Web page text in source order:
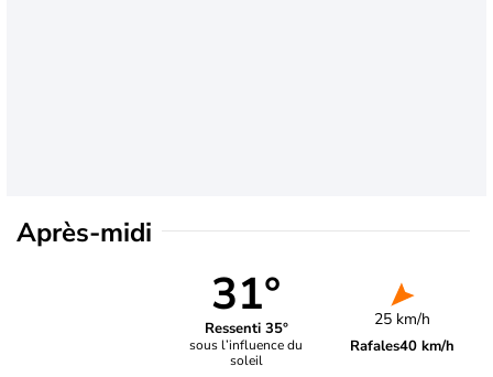
Après-midi
31°
Ressenti 35°
sous l’influence du
soleil
25 km/h
Rafales40 km/h